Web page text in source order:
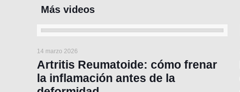
14 marzo 2026
Artritis Reumatoide: cómo frenar
la inflamación antes de la